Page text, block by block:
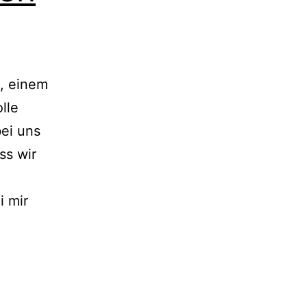
einem
uns
wir
mir